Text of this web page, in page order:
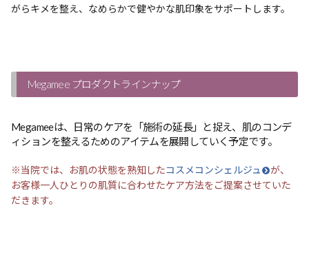
がらキメを整え、なめらかで健やかな肌印象をサポートします。
Megamee プロダクトラインナップ
Megameeは、日常のケアを「施術の延長」と捉え、肌のコンデ
ィションを整えるためのアイテムを展開していく予定です。
※当院では、お肌の状態を熟知したコスメコンシェルジュ
が、
お客様一人ひとりの肌質に合わせたケア方法をご提案させていた
だきます。